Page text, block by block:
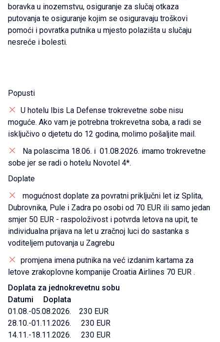
boravka u inozemstvu, osiguranje za slučaj otkaza
putovanja te osiguranje kojim se osiguravaju troškovi
pomoći i povratka putnika u mjesto polazišta u slučaju
nesreće i bolesti.
Popusti
U hotelu Ibis La Defense trokrevetne sobe nisu
moguće. Ako vam je potrebna trokrevetna soba, a radi se
isključivo o djetetu do 12 godina, molimo pošaljite mail.
Na polascima 18.06. i 01.08.2026. imamo trokrevetne
sobe jer se radi o hotelu Novotel 4*.
Doplate
mogućnost doplate za povratni priključni let iz Splita,
Dubrovnika, Pule i Zadra po osobi od 70 EUR ili samo jedan
smjer 50 EUR - raspoloživost i potvrda letova na upit, te
individualna prijava na let u zračnoj luci do sastanka s
voditeljem putovanja u Zagrebu
promjena imena putnika na već izdanim kartama za
letove zrakoplovne kompanije Croatia Airlines 70 EUR .
Doplata za jednokrevetnu sobu
Datumi Doplata
01.08.-05.08.2026. 230 EUR
28.10.-01.11.2026. 230 EUR
14.11.-18.11.2026. 230 EUR